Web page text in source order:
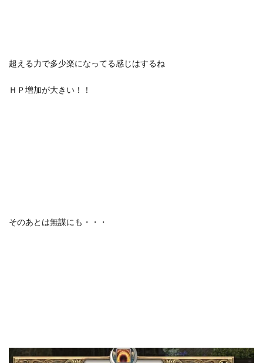
超える力で多少楽になってる感じはするね
ＨＰ増加が大きい！！
そのあとは無謀にも・・・